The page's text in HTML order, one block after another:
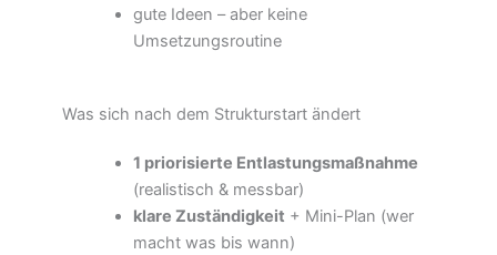
gute Ideen – aber keine
Umsetzungsroutine
Was sich nach dem Strukturstart ändert
1 priorisierte Entlastungsmaßnahme
(realistisch & messbar)
klare Zuständigkeit + Mini-Plan (wer
macht was bis wann)